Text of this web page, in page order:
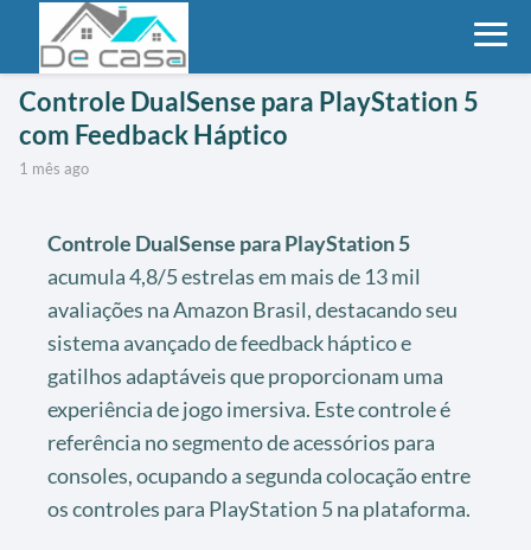
Controle DualSense para PlayStation 5
com Feedback Háptico
1 mês ago
Controle DualSense para PlayStation 5
acumula 4,8/5 estrelas em mais de 13 mil
avaliações na Amazon Brasil, destacando seu
sistema avançado de feedback háptico e
gatilhos adaptáveis que proporcionam uma
experiência de jogo imersiva. Este controle é
referência no segmento de acessórios para
consoles, ocupando a segunda colocação entre
os controles para PlayStation 5 na plataforma.